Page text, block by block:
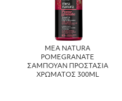
MEA NATURA
POMEGRANATE
ΣΑΜΠΟΥΑΝ ΠΡΟΣΤΑΣΙΑ
ΧΡΩΜΑΤΟΣ 300ML